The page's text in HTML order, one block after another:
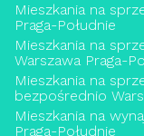
Mieszkania na
Praga-Południe
Mieszkania na
Warszawa Praga-
Mieszkania na
bezpośrednio
Mieszkania na
Praga-Południe